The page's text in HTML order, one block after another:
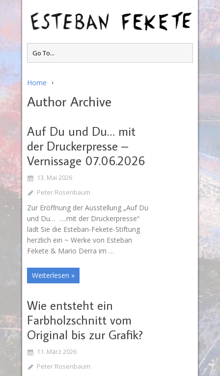
Home
Author Archive
Auf Du und Du… mit
der Druckerpresse –
Vernissage 07.06.2026
13. Mai 2026
Peter Rosenbaum
Zur Eröffnung der Ausstellung „Auf Du
und Du… ….mit der Druckerpresse“
lädt Sie die Esteban-Fekete-Stiftung
herzlich ein ~ Werke von Esteban
Fekete & Mario Derra im …
Weiterlesen »
Wie entsteht ein
Farbholzschnitt vom
Original bis zur Grafik?
11. März 2026
Peter Rosenbaum